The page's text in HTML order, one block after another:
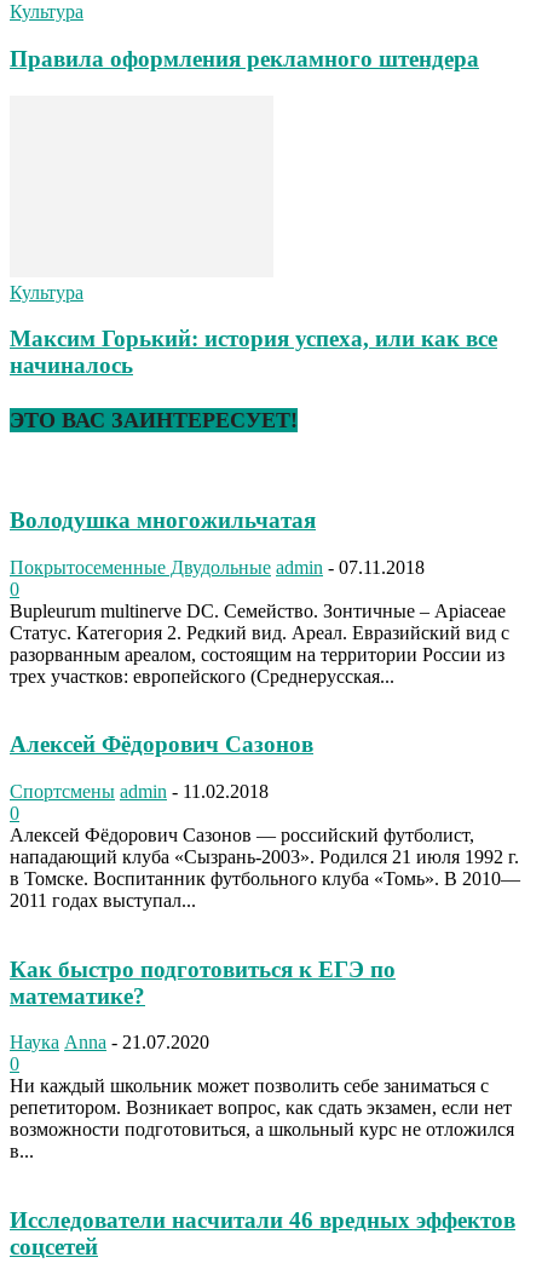
Культура
Правила оформления рекламного штендера
Культура
Максим Горький: история успеха, или как все
начиналось
ЭТО ВАС ЗАИНТЕРЕСУЕТ!
Володушка многожильчатая
Покрытосеменные Двудольные admin - 07.11.2018
0
Bupleurum multinerve DC. Семейство. Зонтичные – Apiaceae
Статус. Категория 2. Редкий вид. Ареал. Евразийский вид с
разорванным ареалом, состоящим на территории России из
трех участков: европейского (Среднерусская...
Алексей Фёдорович Сазонов
Спортсмены admin - 11.02.2018
0
Алексей Фёдорович Сазонов — российский футболист,
нападающий клуба «Сызрань-2003». Родился 21 июля 1992 г.
в Томске. Воспитанник футбольного клуба «Томь». В 2010—
2011 годах выступал...
Как быстро подготовиться к ЕГЭ по
математике?
Наука Anna - 21.07.2020
0
Ни каждый школьник может позволить себе заниматься с
репетитором. Возникает вопрос, как сдать экзамен, если нет
возможности подготовиться, а школьный курс не отложился
в...
Исследователи насчитали 46 вредных эффектов
соцсетей